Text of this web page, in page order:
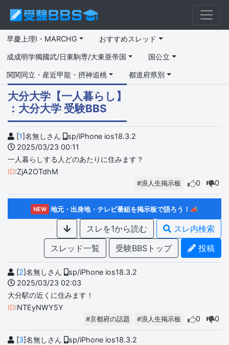
早慶上理I・MARCHG おすすめスレッド
成成明学獨國武/日東駒専/大東亜帝国 国公立
関関同立・産近甲龍・摂神追桃 都道府県別
大分大学【一人暮らし】
：大分大学 受験BBS
[1]名無しさん
sp/iPhone ios18.3.2
2025/03/23 00:11
一人暮らしする人どのあたりに住みます？
ID:ZjA2OTdhM
#浪人生掲示板 0 0
NEW 地元・出身地・テレビ番組を掲示板で語ろう！📣
スレを1から読む
スレ内検索
スレッド一覧
受験BBSトップ 投稿
[2]名無しさん
sp/iPhone ios18.3.2
2025/03/23 02:03
大分駅の近くに住みます！
ID:NTEyNWY5Y
#京都府の話題 #浪人生掲示板 0 0
[3]名無しさん
sp/iPhone ios18.3.2